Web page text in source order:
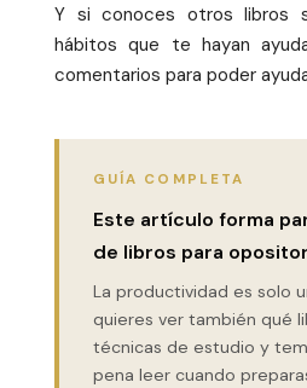
Y si conoces otros libros
hábitos que te hayan
comentarios para poder
GUÍA COMPLETA
Este artículo forma
de libros para
La productividad es solo
quieres ver también qué
técnicas de estudio y
pena leer cuando